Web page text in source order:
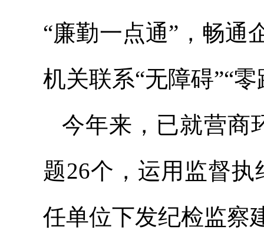
“廉勤一点通”，畅通
机关联系“无障碍”“零
今年来， 已就营商
题26个，运用监督
任单位下发纪检监察